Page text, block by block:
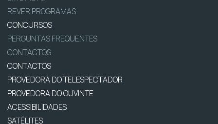
REVER PROGRAMAS
CONCURSOS
PERGUNTAS FREQUENTES
CONTACTOS
CONTACTOS
PROVEDORA DO TELESPECTADOR
PROVEDORA DO OUVINTE
ACESSIBILIDADES
SATÉLITES